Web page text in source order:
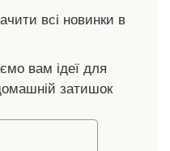
всі новинки в
вам ідеї для
затишок